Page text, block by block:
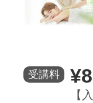
受講料
【